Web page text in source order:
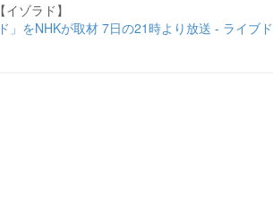
ゾラド】
」をNHKが取材 7日の21時より放送 - ライブド